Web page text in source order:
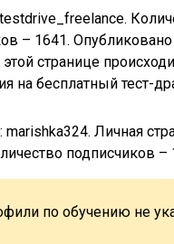
– 1641.
странице
на бесплатный тест-
marishka324. Личная
подписчиков –
по обучению не